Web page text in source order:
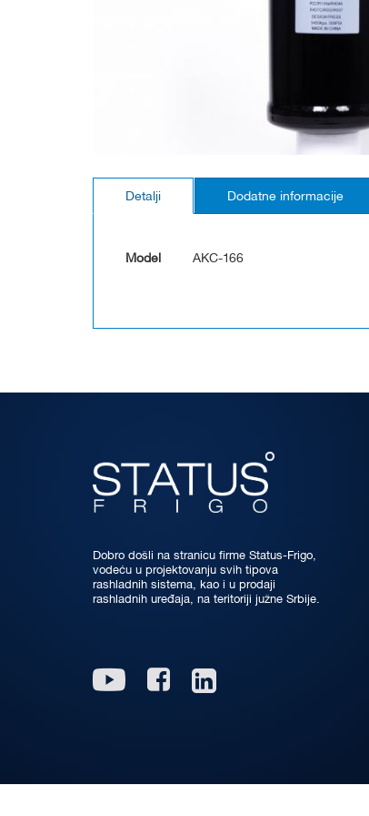
to
beginning
Detalji
Model AKC-166
Dodatne informacije
Dobro došli na stranicu firme Status-Frigo,
vodeću u projektovanju svih tipova
rashladnih sistema, kao i u prodaji
rashladnih uređaja, na teritoriji južne Srbije.
Youtube Facebook